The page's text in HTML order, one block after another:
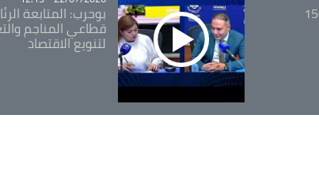
وأكثر من 1500 بوحرب: المتابعة
قطاعي المناجم
لتنويع الاقتصاد